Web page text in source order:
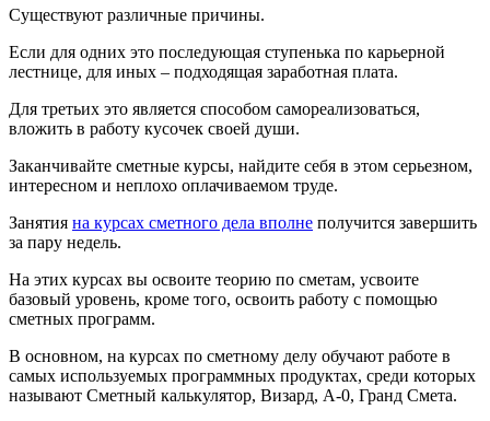
Существуют различные причины.
Если для одних это последующая ступенька по карьерной
лестнице, для иных – подходящая заработная плата.
Для третьих это является способом самореализоваться,
вложить в работу кусочек своей души.
Заканчивайте сметные курсы, найдите себя в этом серьезном,
интересном и неплохо оплачиваемом труде.
Занятия на курсах сметного дела вполне получится завершить
за пару недель.
На этих курсах вы освоите теорию по сметам, усвоите
базовый уровень, кроме того, освоить работу с помощью
сметных программ.
В основном, на курсах по сметному делу обучают работе в
самых используемых программных продуктах, среди которых
называют Сметный калькулятор, Визард, А-0, Гранд Смета.